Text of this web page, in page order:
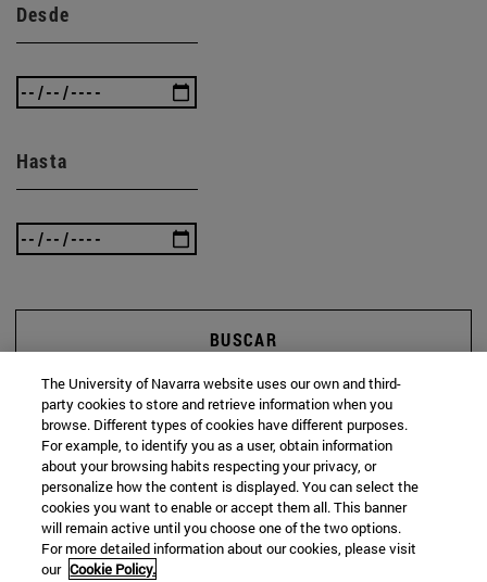
Desde
Hasta
BUSCAR
The University of Navarra website uses our own and third-
party cookies to store and retrieve information when you
browse. Different types of cookies have different purposes.
For example, to identify you as a user, obtain information
about your browsing habits respecting your privacy, or
personalize how the content is displayed. You can select the
cookies you want to enable or accept them all. This banner
will remain active until you choose one of the two options.
For more detailed information about our cookies, please visit
our Cookie Policy.